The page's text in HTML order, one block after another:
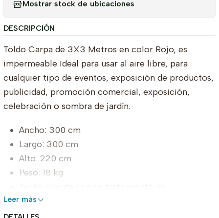
Mostrar stock de ubicaciones
DESCRIPCIÓN
Toldo Carpa de 3X3 Metros en color Rojo, es
impermeable Ideal para usar al aire libre, para
cualquier tipo de eventos, exposición de productos,
publicidad, promoción comercial, exposición,
celebración o sombra de jardín.
Ancho: 300 cm
Largo: 300 cm
Alto: 220 cm
Peso: 18 kg
impermeabilidad y protección anti rayos UV
El sistema de apertura es de tipo paraguas,
Leer más